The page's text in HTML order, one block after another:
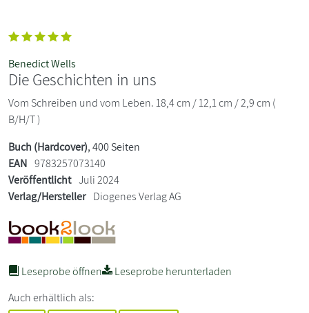
Benedict Wells
Die Geschichten in uns
Vom Schreiben und vom Leben. 18,4 cm / 12,1 cm / 2,9 cm (
B/H/T )
Buch (Hardcover), 400 Seiten
EAN 9783257073140
Veröffentlicht Juli 2024
Verlag/Hersteller Diogenes Verlag AG
Leseprobe öffnen
Leseprobe herunterladen
Auch erhältlich als: